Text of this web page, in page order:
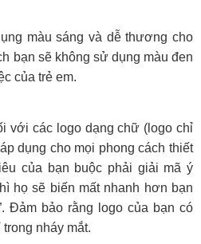
màu sáng và dễ thương cho
bạn sẽ không sử dụng màu đen
của trẻ em.
với các logo dạng chữ (logo chỉ
dụng cho mọi phong cách thiết
của bạn buộc phải giải mã ý
họ sẽ biến mất nhanh hơn bạn
Đảm bảo rằng logo của bạn có
nháy mắt.